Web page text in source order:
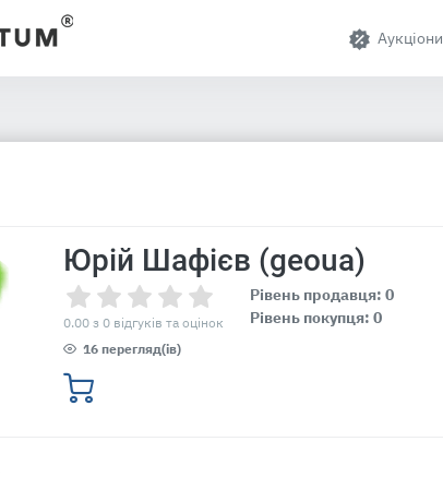
Аукціони
Юрій Шафієв (geoua)
0.00 з 0 відгуків та оцінок
16 перегляд(ів)
Рівень продавця: 0
Рівень покупця: 0